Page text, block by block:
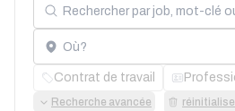
Localisation
Contrat de travail
Recherche avancée